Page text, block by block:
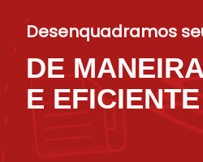
Desenquadramos
DE
E EFICIENTE